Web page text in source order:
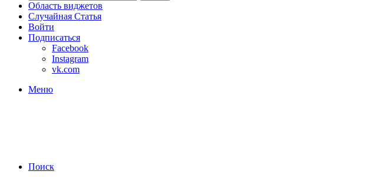
Область виджетов
Случайная Статья
Войти
Подписаться
Facebook
Instagram
vk.com
Меню
Поиск